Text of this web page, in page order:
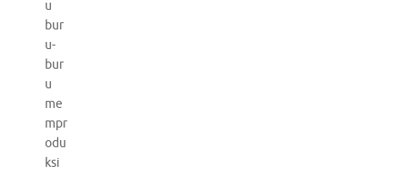
u
bur
u-
bur
u
me
mpr
odu
ksi